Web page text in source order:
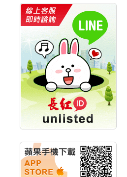
統一投信:主動式ETF溢
價 被盯上
新光人壽保險:新壽Q1外
價金將達996億
宇辰系統科技:宇辰業績
創新高 啟動興櫃轉上櫃
計畫
明緯企業:明緯永續科技
競賽 以電源驅動善的力
量
秀育企業:秀育SHO-U儲
能系統 獲國內首張CNS
認證
聯博投信:聯博00404A
華旭先進:代重要子公司
碩通散熱股份有限公司
公告董事會通過發言人
及代理發